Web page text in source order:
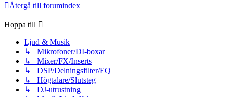
Återgå till forumindex
Hoppa till
Ljud & Musik
↳ Mikrofoner/DI-boxar
↳ Mixer/FX/Inserts
↳ DSP/Delningsfilter/EQ
↳ Högtalare/Slutsteg
↳ DJ-utrustning